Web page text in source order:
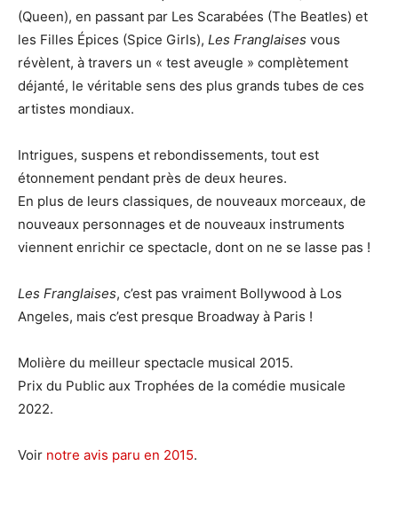
(Queen), en passant par Les Scarabées (The Beatles) et
les Filles Épices (Spice Girls), Les Franglaises vous
révèlent, à travers un « test aveugle » complètement
déjanté, le véritable sens des plus grands tubes de ces
artistes mondiaux.
Intrigues, suspens et rebondissements, tout est
étonnement pendant près de deux heures.
En plus de leurs classiques, de nouveaux morceaux, de
nouveaux personnages et de nouveaux instruments
viennent enrichir ce spectacle, dont on ne se lasse pas !
Les Franglaises, c’est pas vraiment Bollywood à Los
Angeles, mais c’est presque Broadway à Paris !
Molière du meilleur spectacle musical 2015.
Prix du Public aux Trophées de la comédie musicale
2022.
Voir notre avis paru en 2015.